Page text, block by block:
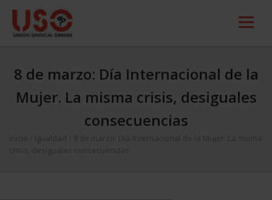
8 de marzo: Día Internacional de la
Mujer. La misma crisis, desiguales
consecuencias
Inicio Igualdad
8 de marzo: Día Internacional de la Mujer. La misma
crisis, desiguales consecuencias